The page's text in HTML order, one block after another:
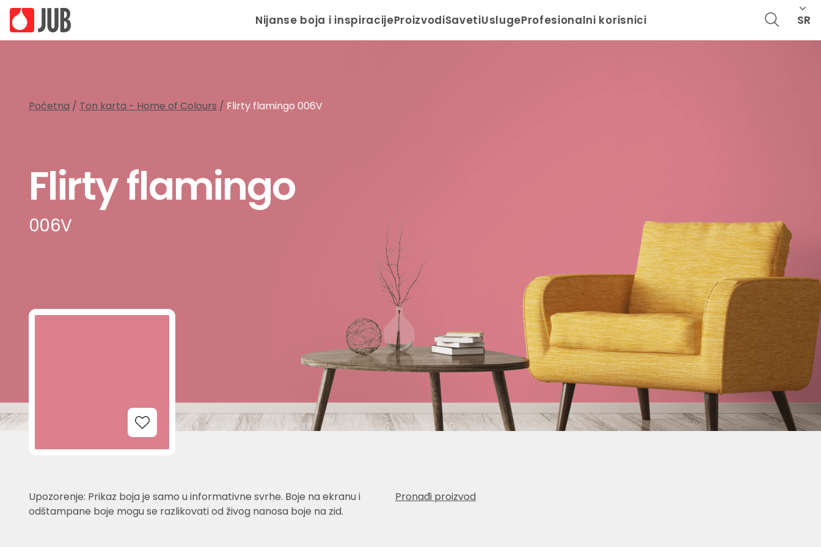
Nijanse boja i inspiracijeProizvodiSavetiUslugeProfesionalni korisnici SR
Početna / Ton karta - Home of Colours / Flirty flamingo 006V
Flirty flamingo
006V
Add to Wishlist
Upozorenje: Prikaz boja je samo u informativne svrhe. Boje na ekranu i
odštampane boje mogu se razlikovati od živog nanosa boje na zid.
Pronađi proizvod